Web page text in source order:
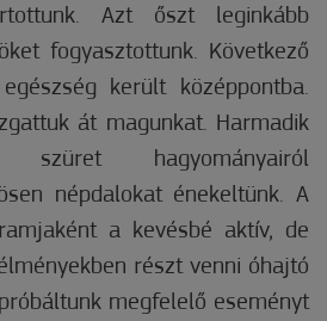
Azt őszt leginkább
fogyasztottunk. Következő
került középpontba.
át magunkat. Harmadik
hagyományairól
népdalokat énekeltünk. A
a kevésbé aktív, de
részt venni óhajtó
megfelelő eseményt